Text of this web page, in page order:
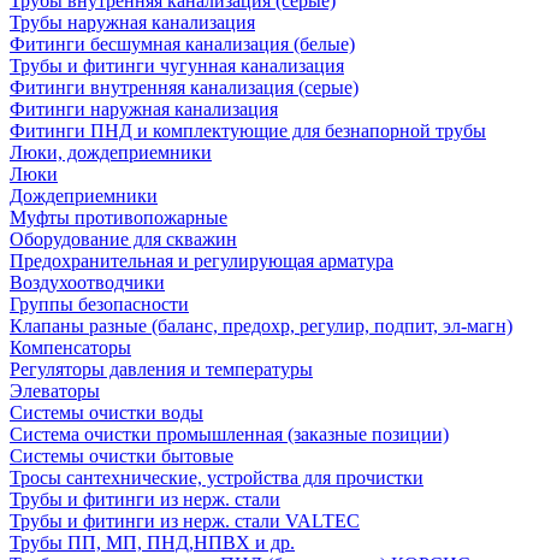
Трубы наружная канализация
Фитинги бесшумная канализация (белые)
Трубы и фитинги чугунная канализация
Фитинги внутренняя канализация (серые)
Фитинги наружная канализация
Фитинги ПНД и комплектующие для безнапорной трубы
Люки, дождеприемники
Люки
Дождеприемники
Муфты противопожарные
Оборудование для скважин
Предохранительная и регулирующая арматура
Воздухоотводчики
Группы безопасности
Клапаны разные (баланс, предохр, регулир, подпит, эл-магн)
Компенсаторы
Регуляторы давления и температуры
Элеваторы
Системы очистки воды
Система очистки промышленная (заказные позиции)
Системы очистки бытовые
Тросы сантехнические, устройства для прочистки
Трубы и фитинги из нерж. стали
Трубы и фитинги из нерж. стали VALTEC
Трубы ПП, МП, ПНД,НПВХ и др.